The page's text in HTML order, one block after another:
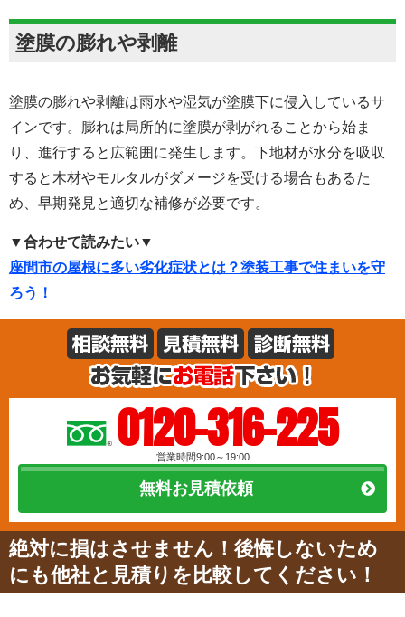
塗膜の膨れや剥離
塗膜の膨れや剥離は雨水や湿気が塗膜下に侵入しているサ
インです。膨れは局所的に塗膜が剥がれることから始ま
り、進行すると広範囲に発生します。下地材が水分を吸収
すると木材やモルタルがダメージを受ける場合もあるた
め、早期発見と適切な補修が必要です。
▼合わせて読みたい▼
座間市の屋根に多い劣化症状とは？塗装工事で住まいを守
ろう！
0120-316-225
営業時間9:00～19:00
無料お見積依頼
絶対に損はさせません！後悔しないため
にも他社と見積りを比較してください！